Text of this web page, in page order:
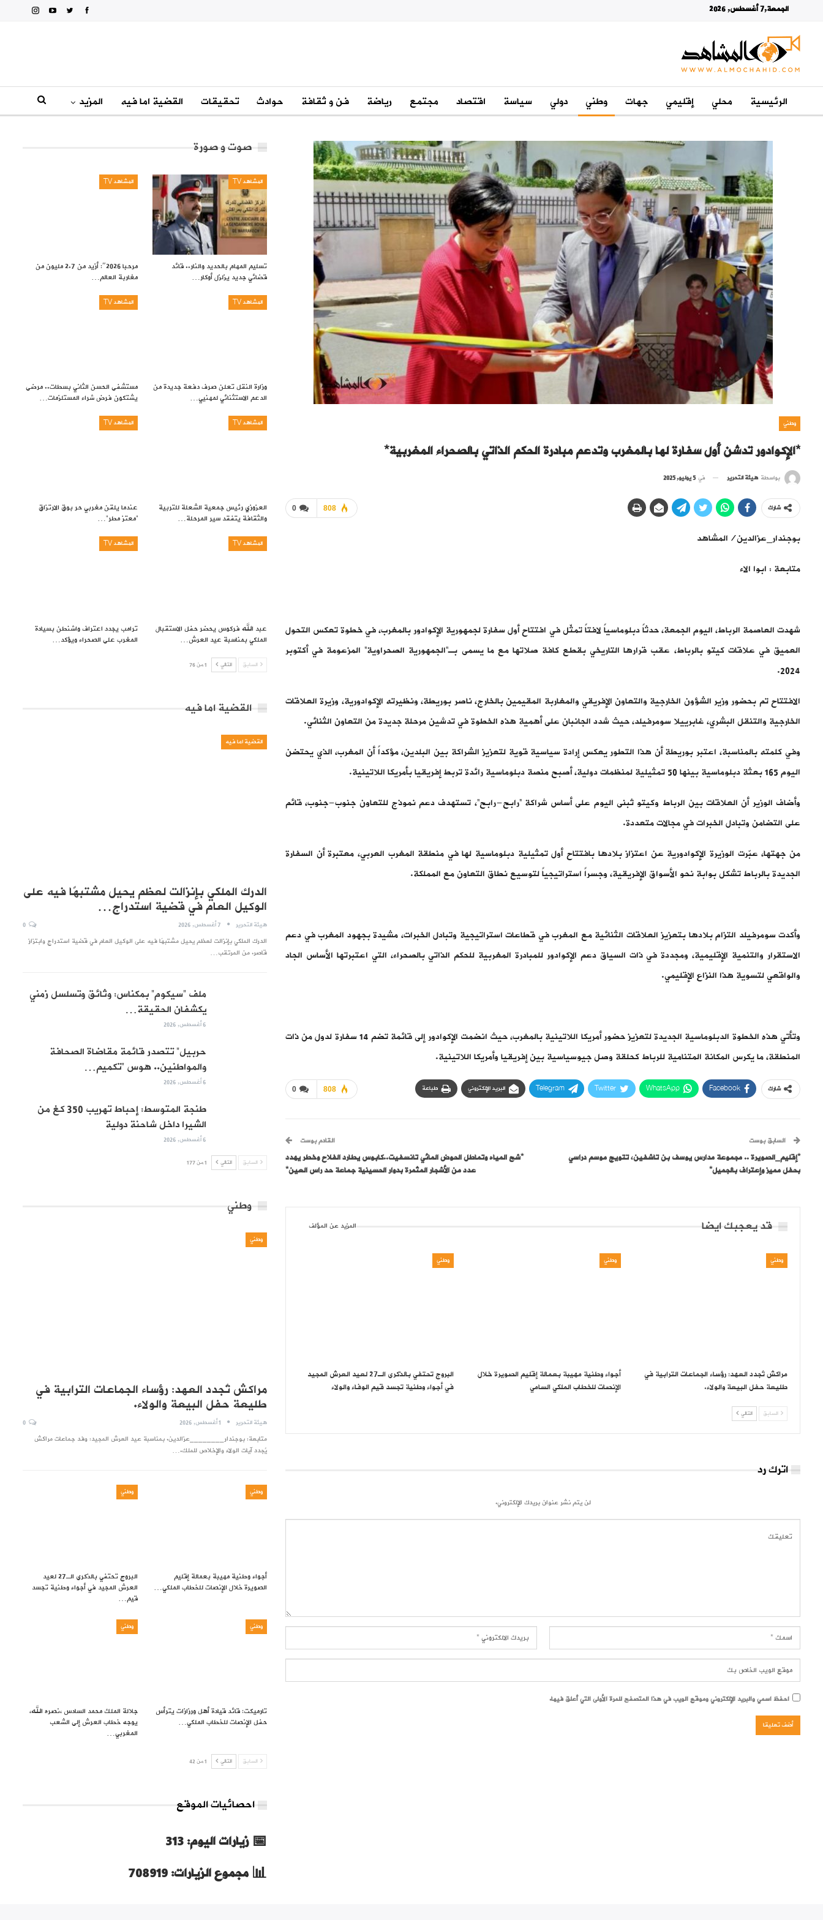
الجمعة,7 أغسطس, 2026
الرئيسية محلي إقليمي جهات وطني دولي سياسة اقتصاد مجتمع رياضة فن و ثقافة حوادث تحقيقات القضية اما فيه المزيد
وطني
*الإكوادور تدشن أول سفارة لها بالمغرب وتدعم مبادرة الحكم الذاتي بالصحراء المغربية*
بواسطة هيئة التحرير في 5 يوليو, 2025
0 808 شارك
بوجندار_عزالدين/المشاهد
متابعة : ابوا الاء
شهدت العاصمة الرباط، اليوم الجمعة، حدثاً دبلوماسياً لافتاً تمثّل في افتتاح أول سفارة لجمهورية الإكوادور بالمغرب، في خطوة تعكس التحول
العميق في علاقات كيتو بالرباط، عقب قرارها التاريخي بقطع كافة صلاتها مع ما يسمى بـ”الجمهورية الصحراوية” المزعومة في أكتوبر
2024.
الافتتاح تم بحضور وزير الشؤون الخارجية والتعاون الإفريقي والمغاربة المقيمين بالخارج، ناصر بوريطة، ونظيرته الإكوادورية، وزيرة العلاقات
الخارجية والتنقل البشري، غابرييلا سومرفيلد، حيث شدد الجانبان على أهمية هذه الخطوة في تدشين مرحلة جديدة من التعاون الثنائي.
وفي كلمته بالمناسبة، اعتبر بوريطة أن هذا التطور يعكس إرادة سياسية قوية لتعزيز الشراكة بين البلدين، مؤكداً أن المغرب، الذي يحتضن
اليوم 165 بعثة دبلوماسية بينها 50 تمثيلية لمنظمات دولية، أصبح منصة دبلوماسية رائدة تربط إفريقيا بأمريكا اللاتينية.
وأضاف الوزير أن العلاقات بين الرباط وكيتو تُبنى اليوم على أساس شراكة “رابح-رابح”، تستهدف دعم نموذج للتعاون جنوب-جنوب، قائم
على التضامن وتبادل الخبرات في مجالات متعددة.
من جهتها، عبّرت الوزيرة الإكوادورية عن اعتزاز بلادها بافتتاح أول تمثيلية دبلوماسية لها في منطقة المغرب العربي، معتبرة أن السفارة
الجديدة بالرباط تشكل بوابة نحو الأسواق الإفريقية، وجسراً استراتيجياً لتوسيع نطاق التعاون مع المملكة.
وأكدت سومرفيلد التزام بلادها بتعزيز العلاقات الثنائية مع المغرب في قطاعات استراتيجية وتبادل الخبرات، مشيدة بجهود المغرب في دعم
الاستقرار والتنمية الإقليمية، ومجددة في ذات السياق دعم الإكوادور للمبادرة المغربية للحكم الذاتي بالصحراء، التي اعتبرتها الأساس الجاد
والواقعي لتسوية هذا النزاع الإقليمي.
وتأتي هذه الخطوة الدبلوماسية الجديدة لتعزيز حضور أمريكا اللاتينية بالمغرب، حيث انضمت الإكوادور إلى قائمة تضم 14 سفارة لدول من ذات
المنطقة، ما يكرس المكانة المتنامية للرباط كحلقة وصل جيوسياسية بين إفريقيا وأمريكا اللاتينية.
0 808 شارك Facebook
WhatsApp
Twitter
Telegram البريد الإلكتروني طباعة
السابق بوست
*إقليم_الصويرة .. مجموعة مدارس يوسف بن تاشفين، تتويج موسم دراسي
بحفل مميز وإعتراف بالجميل*
القادم بوست
*شح المياه وتماطل الحوض المائي تانسفيت..كابوس يطارد الفلاح وخطر يهدد
عدد من الأشجار المثمرة بدوار الحسينية جماعة حد راس العين*‎‎
قد يعجبك ايضا المزيد عن المؤلف
وطني
مراكش تُجدد العهد: رؤساء الجماعات الترابية في
طليعة حفل البيعة والولاء.
وطني
أجواء وطنية مهيبة بعمالة إقليم الصويرة خلال
الإنصات للخطاب الملكي السامي
وطني
البروج تحتفي بالذكرى الـ27 لعيد العرش المجيد
في أجواء وطنية تجسد قيم الوفاء والولاء
السابق التالي
اترك رد
لن يتم نشر عنوان بريدك الإلكتروني.
احفظ اسمي والبريد الإلكتروني وموقع الويب في هذا المتصفح للمرة الأولى التي أعلق فيها.
صوت و صورة
المشاهد TV
تسليم المهام بالحديد والنار.. قائد
قضائي جديد يزلزل أوكار…
المشاهد TV
مرحبا 2026″: أزيد من 2.7 مليون من
مغاربة العالم…
المشاهد TV
وزارة النقل تعلن صرف دفعة جديدة من
الدعم الاستثنائي لمهنيي…
المشاهد TV
مستشفى الحسن الثاني بسطات.. مرضى
يشتكون فرض شراء المستلزمات…
المشاهد TV
العزوزي رئيس جمعية الشعلة للتربية
والثقافة يتفقد سير المرحلة…
المشاهد TV
عندما يلقن مغربي حر بوق الارتزاق
“معتز مطر”…
المشاهد TV
عبد الله فركوس يحضر حفل الاستقبال
الملكي بمناسبة عيد العرش…
المشاهد TV
ترامب يجدد اعتراف واشنطن بسيادة
المغرب على الصحراء ويؤكد…
السابق التالي 1 من 76
القضية اما فيه
القضية اما فيه
الدرك الملكي بإنزالت لعظم يحيل مشتبهًا فيه على
الوكيل العام في قضية استدراج…
هيئة التحرير 7 أغسطس, 2026
الدرك الملكي بإنزالت لعظم يحيل مشتبهًا فيه على الوكيل العام في قضية استدراج وابتزاز
قاصر. من المرتقب…
ملف “سيكوم” بمكناس: وثائق وتسلسل زمني
يكشفان الحقيقة…
6 أغسطس, 2026
حربيل” تتصدر قائمة مقاضاة الصحافة
والمواطنين.. هوس “تكميم…
6 أغسطس, 2026
طنجة المتوسط: إحباط تهريب 350 كغ من
الشيرا داخل شاحنة دولية
6 أغسطس, 2026
السابق التالي 1 من 177
وطني
وطني
مراكش تُجدد العهد: رؤساء الجماعات الترابية في
طليعة حفل البيعة والولاء.
هيئة التحرير 1 أغسطس, 2026
متابعة: بوجندار________عزالدين. بمناسبة عيد العرش المجيد: وفد جماعات مراكش
يُجدد آيات الولاء والإخلاص للملك.…
وطني
أجواء وطنية مهيبة بعمالة إقليم
الصويرة خلال الإنصات للخطاب الملكي…
وطني
البروج تحتفي بالذكرى الـ27 لعيد
العرش المجيد في أجواء وطنية تجسد
قيم…
وطني
تارميكت: قائد قيادة أهل ورزازات يترأس
حفل الإنصات للخطاب الملكي…
وطني
جلالة الملك محمد السادس ،نصره الله،
يوجه خطاب العرش إلى الشعب
المغربي…
السابق التالي 1 من 42
احصائيات الموقع
📅 زيارات اليوم: 313
📊 مجموع الزيارات: 708919